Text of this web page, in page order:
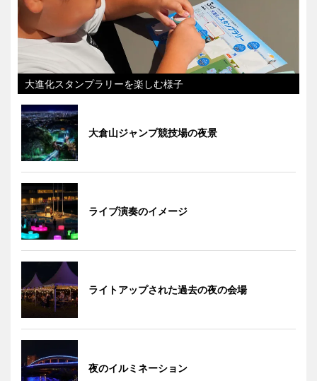
大進化スタンプラリーを楽しむ様子
大倉山ジャンプ競技場の夜景
ライブ演奏のイメージ
ライトアップされた過去の夜の会場
夜のイルミネーション